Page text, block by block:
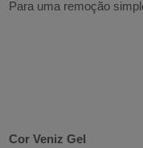
Para uma remoção
Cor Veniz Gel